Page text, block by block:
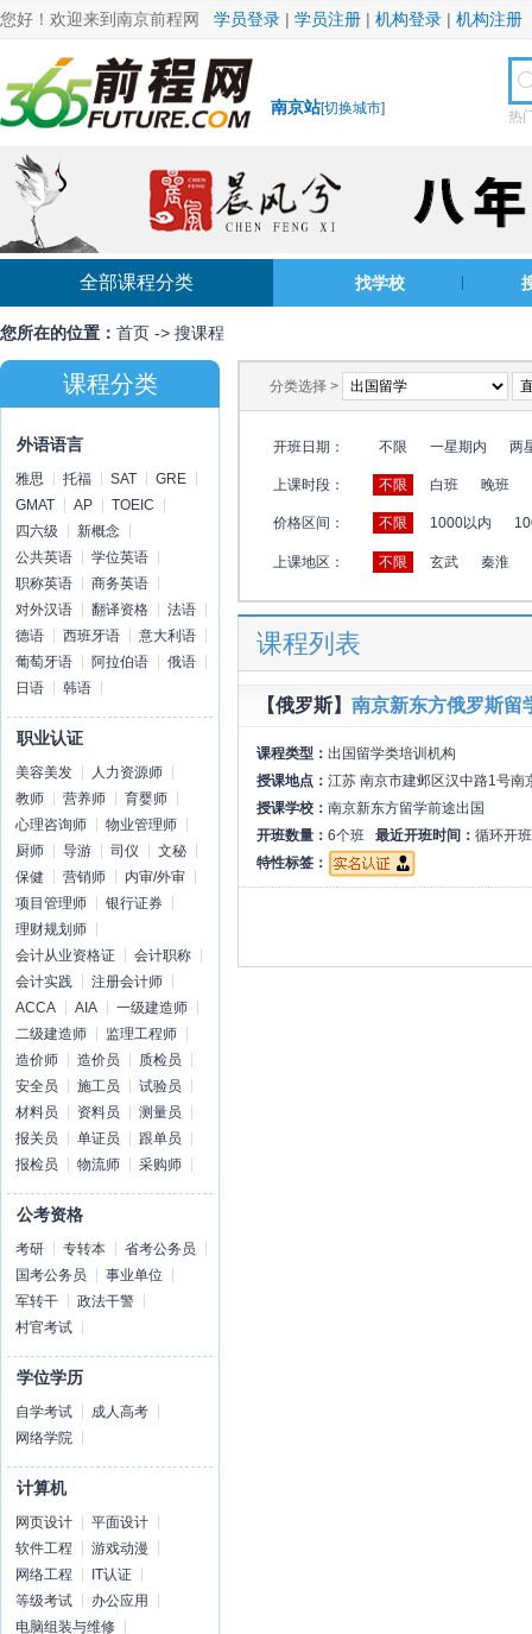
您好！欢迎来到南京前程网 学员登录 | 学员注册 | 机构登录 | 机构注册
南京站[切换城市] 热
全部课程分类 找学校
您所在的位置： 首页 -> 搜课程
课程分类
外语语言
雅思 托福 SAT
GRE
GMAT
AP
TOEIC
四六级
新概念
公共英语
学位英语
职称英语
商务英语
对外汉语
翻译资格
法语
德语
西班牙语
意大利语
葡萄牙语
阿拉伯语
俄语
日语
韩语
职业认证
美容美发
人力资源师
教师
营养师
育婴师
心理咨询师
物业管理师
厨师
导游 司仪
文秘
保健
营销师
内审/外审
项目管理师
银行证券
理财规划师
会计从业资格证
会计职称
会计实践
注册会计师
ACCA
AIA
一级建造师
二级建造师
监理工程师
造价师
造价员
质检员
安全员
施工员
试验员
材料员
资料员
测量员
报关员
单证员
跟单员
报检员
物流师 采购师
公考资格
考研 专转本
省考公务员
国考公务员
事业单位
军转干
政法干警
村官考试
学位学历
自学考试
成人高考
网络学院
计算机
网页设计
平面设计
软件工程
游戏动漫
网络工程
IT认证
等级考试
办公应用
电脑组装与维修
分类选择 >
开班日期： 不限 一星期内 两
上课时段： 不限 白班 晚班
价格区间： 不限 1000以内
上课地区： 不限 玄武 秦淮
课程列表
【俄罗斯】 南京新东方俄罗斯留
课程类型： 出国留学类培训机构
授课地点： 江苏 南京市建邺区汉中路1号南
授课学校： 南京新东方留学前途出国
开班数量： 6个班 最近开班时间： 循环开班
特性标签：